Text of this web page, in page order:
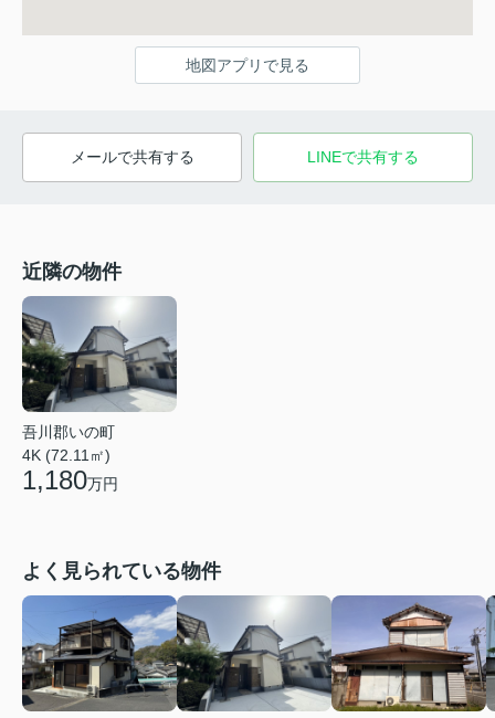
地図アプリで見る
メールで共有する LINEで共有する
近隣の物件
吾川郡いの町
4K (72.11㎡)
1,180万円
よく見られている物件